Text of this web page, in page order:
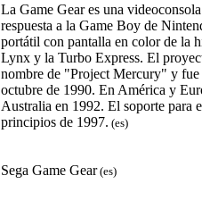
La Game Gear es una
respuesta a la Game Boy de
portátil con pantalla en color de la
Lynx y la Turbo Express. El
nombre de "Project Mercury" y fue
octubre de 1990. En América y
Australia en 1992. El soporte para
principios de 1997. (es)
Sega Game Gear(es)